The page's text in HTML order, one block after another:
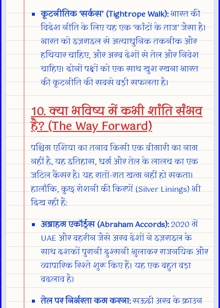
कूटनीतिक ‘सर्कस’ (Tightrope Walk):भारत की
विदेश नीति के लिए यह एक ‘कांटों के ताज’ जैसा है।
भारत को इज़राइल से अत्याधुनिक तकनीक और
हथियार चाहिए, और अरब देशों से तेल और निवेश
चाहिए। दोनों पक्षों को एक साथ खुश रखना भारत
की कूटनीति की सबसे बड़ी सफलता है।
10. क्या भविष्य में कभी शांति संभव
है? (The Way Forward)
पश्चिम एशिया का तनाव किसी एक बीमारी का नाम
नहीं है, यह इतिहास, धर्म और तेल के लालच का एक
जटिल कैंसर है। यह रातों-रात खत्म नहीं हो सकता।
हालाँकि, कुछ रोशनी की किरणें (Silver Linings) भी
दिख रही हैं:
अब्राहम एकॉर्ड्स (Abraham Accords):2020 में
UAE और बहरीन जैसे अरब देशों ने इज़राइल के
साथ दशकों पुरानी दुश्मनी भुलाकर राजनयिक और
व्यापारिक रिश्ते शुरू किए हैं। यह एक बहुत बड़ा
बदलाव है।
तेल पर निर्भरता कम करना:सऊदी अरब के क्राउन